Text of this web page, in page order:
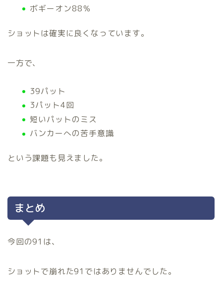
ボギーオン88％
ショットは確実に良くなっています。
一方で、
39パット
3パット4回
短いパットのミス
バンカーへの苦手意識
という課題も見えました。
まとめ
今回の91は、
ショットで崩れた91ではありませんでした。